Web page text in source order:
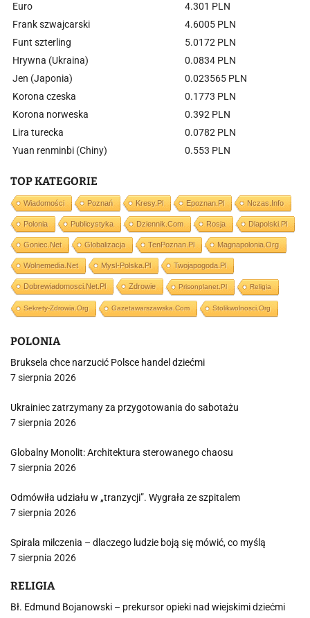
Euro
4.301 PLN
Frank szwajcarski
4.6005 PLN
Funt szterling
5.0172 PLN
Hrywna (Ukraina)
0.0834 PLN
Jen (Japonia)
0.023565 PLN
Korona czeska
0.1773 PLN
Korona norweska
0.392 PLN
Lira turecka
0.0782 PLN
Yuan renminbi (Chiny)
0.553 PLN
TOP KATEGORIE
Wiadomości Poznań Kresy.pl Epoznan.pl Nczas.info
Polonia Publicystyka Dziennik.com Rosja Dlapolski.pl
Goniec.net Globalizacja TenPoznan.pl Magnapolonia.org
Wolnemedia.net Mysl-Polska.pl Twojapogoda.pl
Dobrewiadomosci.net.pl Zdrowie Prisonplanet.pl Religia
Sekrety-Zdrowia.org Gazetawarszawska.com Stolikwolnosci.org
POLONIA
Bruksela chce narzucić Polsce handel dziećmi
7 sierpnia 2026
Ukrainiec zatrzymany za przygotowania do sabotażu
7 sierpnia 2026
Globalny Monolit: Architektura sterowanego chaosu
7 sierpnia 2026
Odmówiła udziału w „tranzycji”. Wygrała ze szpitalem
7 sierpnia 2026
Spirala milczenia – dlaczego ludzie boją się mówić, co myślą
7 sierpnia 2026
RELIGIA
Bł. Edmund Bojanowski – prekursor opieki nad wiejskimi dziećmi